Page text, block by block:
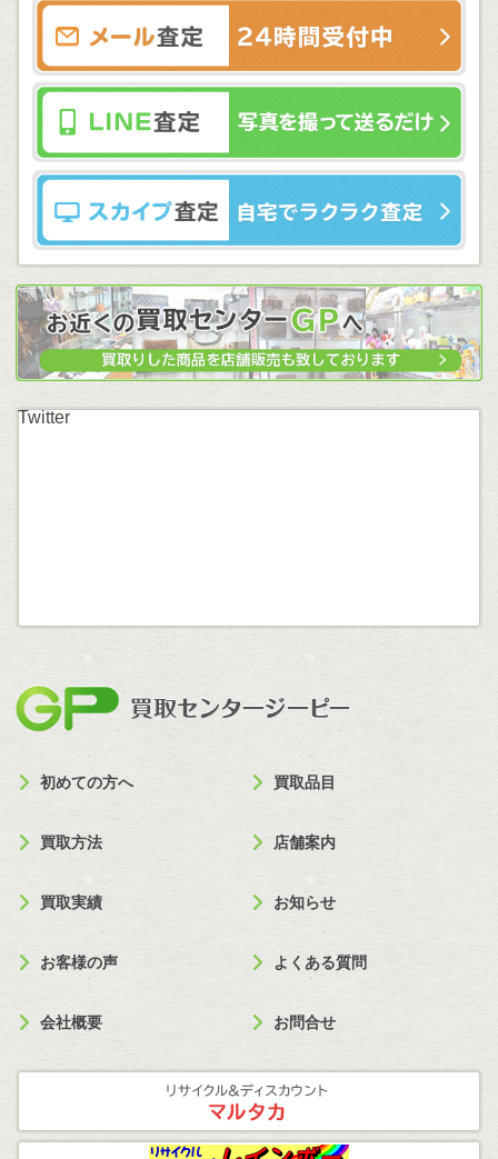
Twitter
初めての方へ 買取品目
買取方法 店舗案内
買取実績 お知らせ
お客様の声 よくある質問
会社概要 お問合せ